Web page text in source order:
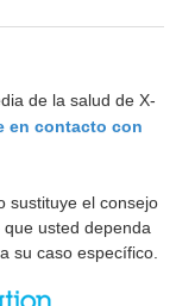
de la salud de X-
en contacto con
sustituye el consejo
usted dependa
su caso específico.